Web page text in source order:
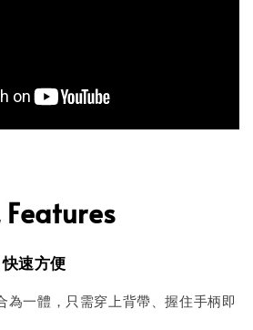
速方便
為一體，只需穿上背帶、握住手柄即